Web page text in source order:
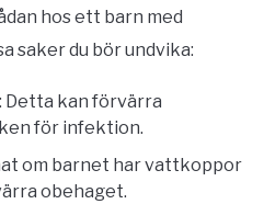
hos ett barn med
saker du bör undvika:
Detta kan förvärra
för infektion.
om barnet har vattkoppor
obehaget.